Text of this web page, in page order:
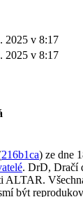
2025 v 8:17
2025 v 8:17
216b1ca) ze dne
. DrD, Dračí
ALTAR.
být